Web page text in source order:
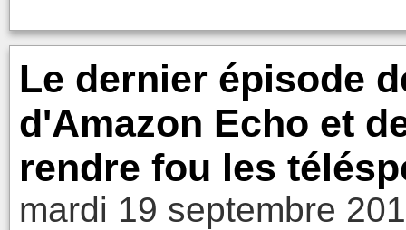
Le dernier épisode
d'Amazon Echo et
rendre fou les
mardi 19 septembre